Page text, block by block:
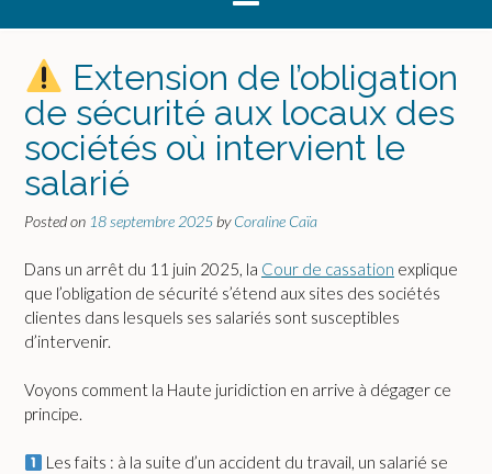
Extension de l’obligation
de sécurité aux locaux des
sociétés où intervient le
salarié
Posted on 18 septembre 2025 byCoraline Caïa
Dans un arrêt du 11 juin 2025, la Cour de cassation explique
que l’obligation de sécurité s’étend aux sites des sociétés
clientes dans lesquels ses salariés sont susceptibles
d’intervenir.
Voyons comment la Haute juridiction en arrive à dégager ce
principe.
Les faits : à la suite d’un accident du travail, un salarié se